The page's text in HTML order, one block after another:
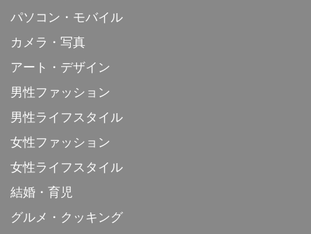
パソコン・モバイル
カメラ・写真
アート・デザイン
男性ファッション
男性ライフスタイル
女性ファッション
女性ライフスタイル
結婚・育児
グルメ・クッキング